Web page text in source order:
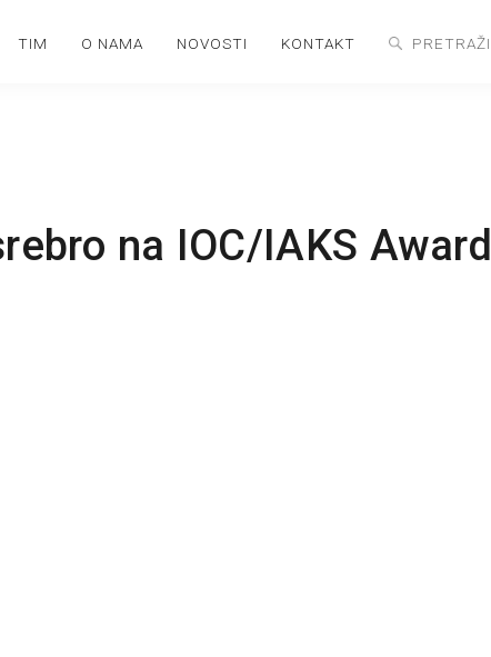
TIM O NAMA NOVOSTI KONTAKT
na IOC/IAKS Award